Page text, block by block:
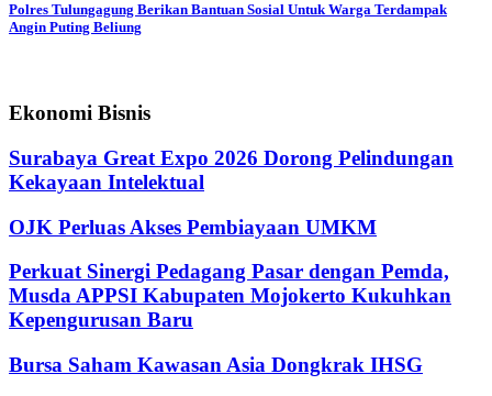
Polres Tulungagung Berikan Bantuan Sosial Untuk Warga Terdampak
Angin Puting Beliung
Ekonomi Bisnis
Surabaya Great Expo 2026 Dorong Pelindungan
Kekayaan Intelektual
OJK Perluas Akses Pembiayaan UMKM
Perkuat Sinergi Pedagang Pasar dengan Pemda,
Musda APPSI Kabupaten Mojokerto Kukuhkan
Kepengurusan Baru
Bursa Saham Kawasan Asia Dongkrak IHSG